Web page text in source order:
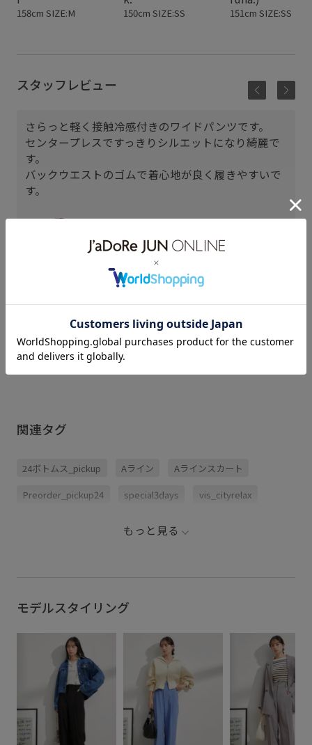
158cm SIZE:M 150cm SIZE:SS 151cm SIZE:SS
スタッフレビュー
さらっと軽く接触冷感付きのワイドパンツです。
センタープレスですっきりシルエットになり綺麗で
す。
バックウエストのゴムで着心地が良く履きやすいで
す。
めぐ (166cm)
骨格： ストレート
パーソナルカラー： イエベ春
普段のボトムスサイズ： M
着用サイズ : M
カラー : ブラック (01)
関連タグ
24ボトムス_pickup Aライン Aラインスカート
Preorder_pickup24 special3days vis_cityrelax
vis_STAYC240502 WMボトムス_pickup
お気に入り登録数上昇中_WOMEN
さらりとした イージーケア カラーバリエーション豊富
カーディガン コーディネートのアクセント サイズ調整
シャツ ショートパンツ シワになりにくい
もっと見る
モデルスタイリング